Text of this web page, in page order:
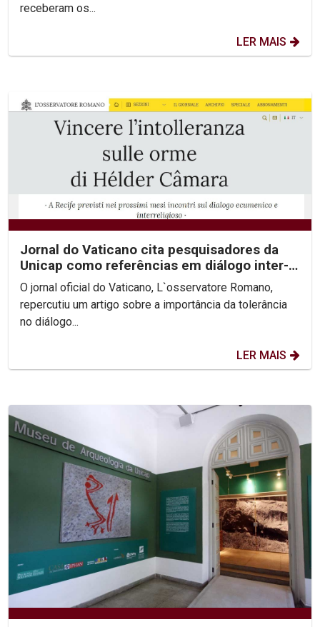
receberam os...
LER MAIS
Jornal do Vaticano cita pesquisadores da
Unicap como referências em diálogo inter-
religioso
O jornal oficial do Vaticano, L`osservatore Romano,
repercutiu um artigo sobre a importância da tolerância
no diálogo...
LER MAIS